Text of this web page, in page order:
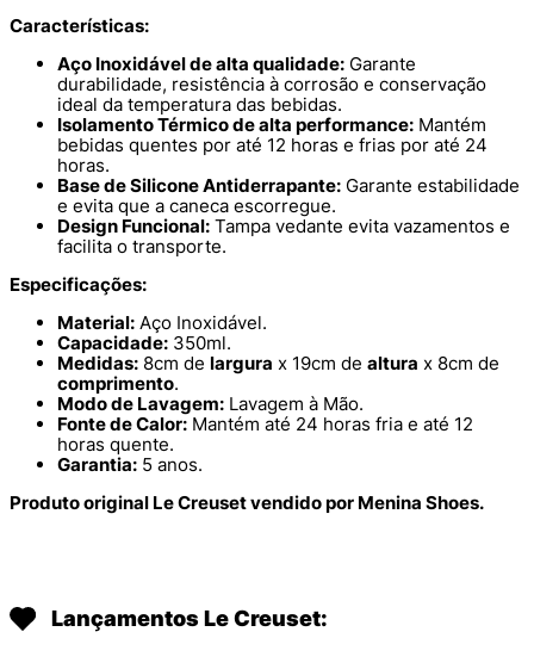
Características:
Aço Inoxidável de alta qualidade: Garante
durabilidade, resistência à corrosão e conservação
ideal da temperatura das bebidas.
Isolamento Térmico de alta performance: Mantém
bebidas quentes por até 12 horas e frias por até 24
horas.
Base de Silicone Antiderrapante: Garante estabilidade
e evita que a caneca escorregue.
Design Funcional: Tampa vedante evita vazamentos e
facilita o transporte.
Especificações:
Material: Aço Inoxidável.
Capacidade: 350ml.
Medidas: 8cm de largura x 19cm de altura x 8cm de
comprimento.
Modo de Lavagem: Lavagem à Mão.
Fonte de Calor: Mantém até 24 horas fria e até 12
horas quente.
Garantia: 5 anos.
Produto original Le Creuset vendido por Menina Shoes.
Lançamentos Le Creuset: